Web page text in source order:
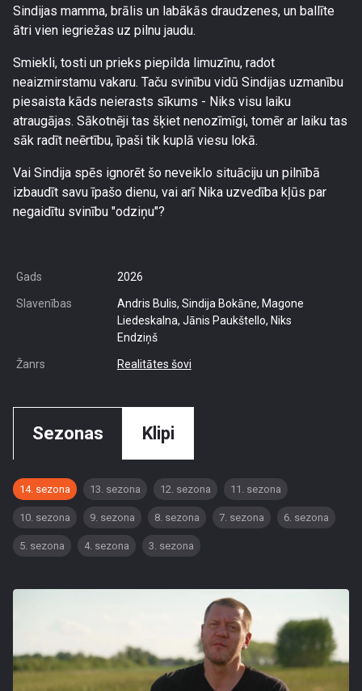
Sindijas mamma, brālis un labākās draudzenes, un ballīte
ātri vien iegriežas uz pilnu jaudu.
Smiekli, tosti un prieks piepilda limuzīnu, radot
neaizmirstamu vakaru. Taču svinību vidū Sindijas uzmanību
piesaista kāds neierasts sīkums - Niks visu laiku
atraugājas. Sākotnēji tas šķiet nenozīmīgi, tomēr ar laiku tas
sāk radīt neērtību, īpaši tik kuplā viesu lokā.
Vai Sindija spēs ignorēt šo neveiklo situāciju un pilnībā
izbaudīt savu īpašo dienu, vai arī Nika uzvedība kļūs par
negaidītu svinību "odziņu"?
Gads 2026
Slavenības
Andris Bulis, Sindija Bokāne, Magone
Liedeskalna, Jānis Paukštello, Niks
Endziņš
Žanrs Realitātes šovi
Sezonas Klipi
14. sezona 13. sezona 12. sezona 11. sezona
10. sezona 9. sezona 8. sezona 7. sezona 6. sezona
5. sezona 4. sezona 3. sezona